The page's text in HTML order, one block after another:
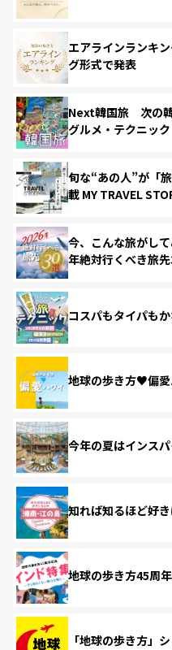
エアラインランキ
グ形式で発表
Next韓国旅 次の韓
グルメ・テクニック
旬な“あの人”が「
載 MY TRAVEL
今、こんな旅がし
年絶対行くべき旅
コスパもタイパも
地球の歩き方♥偏愛
今年の夏はインスパ
知れば知るほど好
地球の歩き方45周
「地球の歩き方」